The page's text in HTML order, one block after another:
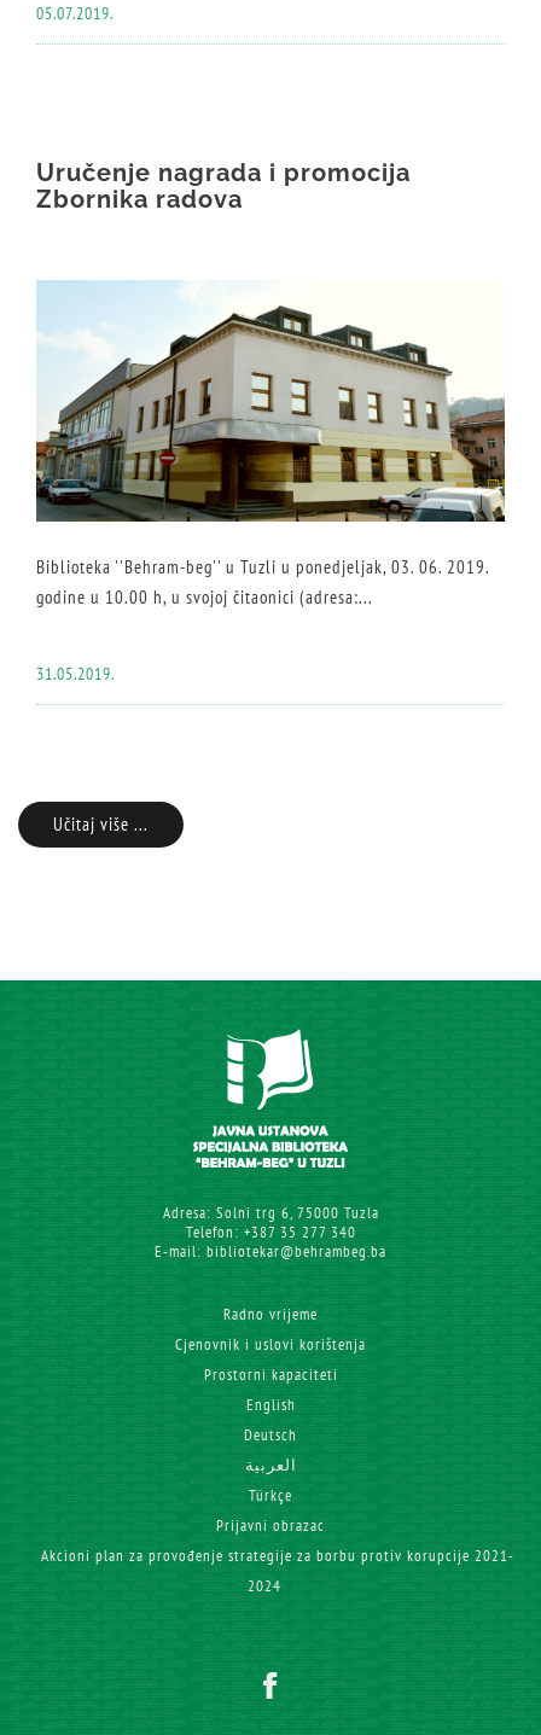
05.07.2019.
Uručenje nagrada i promocija
Zbornika radova
Biblioteka ''Behram-beg'' u Tuzli u ponedjeljak, 03. 06. 2019.
godine u 10.00 h, u svojoj čitaonici (adresa:...
31.05.2019.
Učitaj više ...
Adresa: Solni trg 6, 75000 Tuzla
Telefon: +387 35 277 340
E-mail: bibliotekar@behrambeg.ba
Radno vrijeme
Cjenovnik i uslovi korištenja
Prostorni kapaciteti
English
Deutsch
العربية
Türkçe
Prijavni obrazac
Akcioni plan za provođenje strategije za borbu protiv korupcije 2021-
2024